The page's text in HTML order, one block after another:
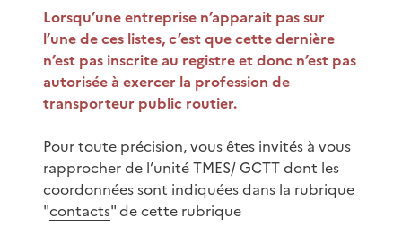
Lorsqu’une entreprise n’apparait pas sur
l’une de ces listes, c’est que cette dernière
n’est pas inscrite au registre et donc n’est pas
autorisée à exercer la profession de
transporteur public routier.
Pour toute précision, vous êtes invités à vous
rapprocher de l’unité TMES/ GCTT dont les
coordonnées sont indiquées dans la rubrique
"contacts" de cette rubrique